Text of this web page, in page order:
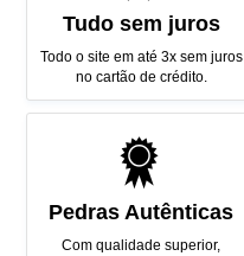
Tudo sem juros
Todo o site em até 3x sem juros
no cartão de crédito.
Pedras Autênticas
Com qualidade superior,